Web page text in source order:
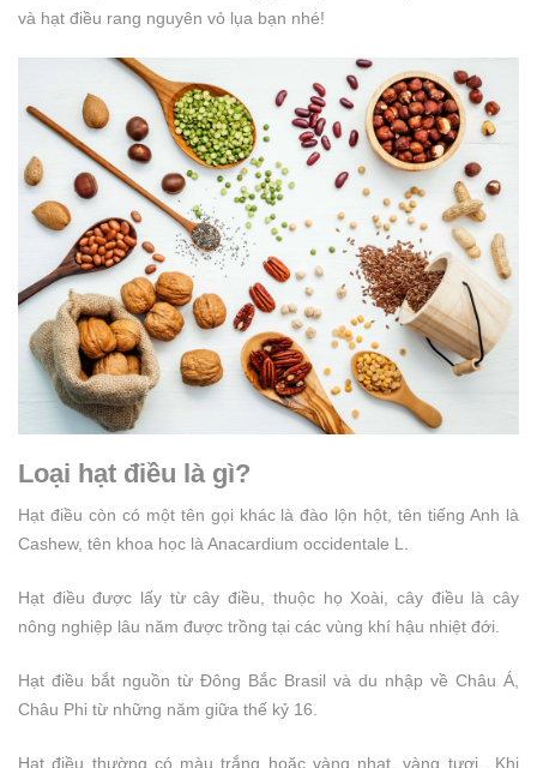
và hạt điều rang nguyên vỏ lụa bạn nhé!
Loại hạt điều là gì?
Hạt điều còn có một tên gọi khác là đào lộn hột, tên tiếng Anh là
Cashew, tên khoa học là Anacardium occidentale L.
Hạt điều được lấy từ cây điều, thuộc họ Xoài, cây điều là cây
nông nghiệp lâu năm được trồng tại các vùng khí hậu nhiệt đới.
Hạt điều bắt nguồn từ Đông Bắc Brasil và du nhập về Châu Á,
Châu Phi từ những năm giữa thế kỷ 16.
Hạt điều thường có màu trắng hoặc vàng nhạt, vàng tươi.. Khi